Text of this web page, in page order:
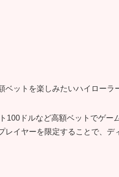
ベットを楽しみたいハイローラ
100ドルなど高額ベットでゲー
レイヤーを限定することで、